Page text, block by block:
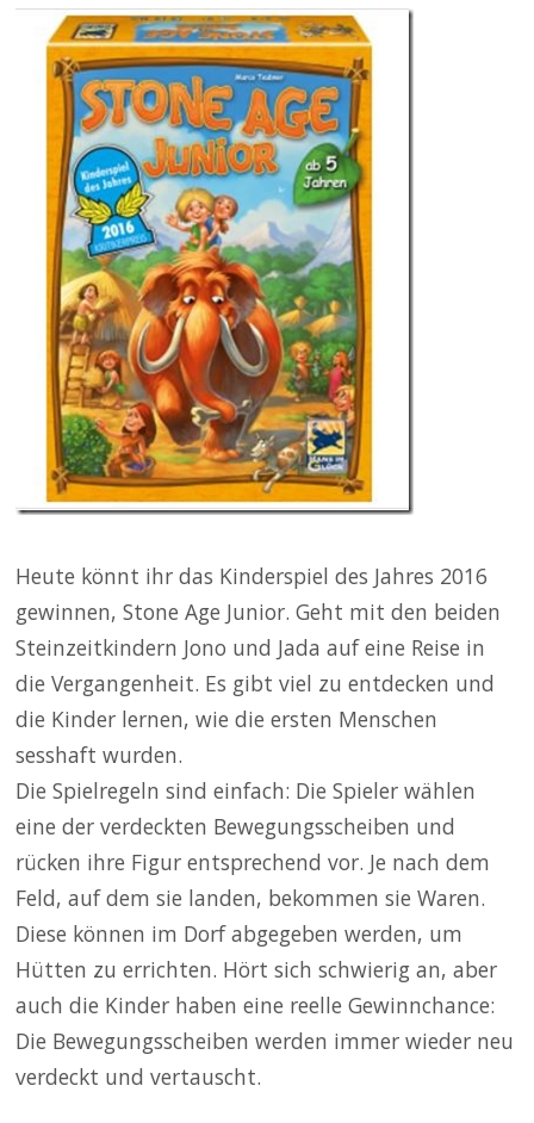
Heute könnt ihr das Kinderspiel des Jahres 2016
gewinnen, Stone Age Junior. Geht mit den beiden
Steinzeitkindern Jono und Jada auf eine Reise in
die Vergangenheit. Es gibt viel zu entdecken und
die Kinder lernen, wie die ersten Menschen
sesshaft wurden.
Die Spielregeln sind einfach: Die Spieler wählen
eine der verdeckten Bewegungsscheiben und
rücken ihre Figur entsprechend vor. Je nach dem
Feld, auf dem sie landen, bekommen sie Waren.
Diese können im Dorf abgegeben werden, um
Hütten zu errichten. Hört sich schwierig an, aber
auch die Kinder haben eine reelle Gewinnchance:
Die Bewegungsscheiben werden immer wieder neu
verdeckt und vertauscht.